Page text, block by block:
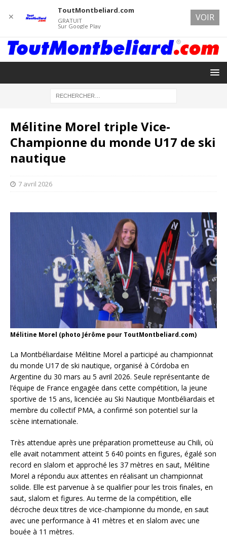
Mélitine Morel triple Vice-
Championne du monde U17 de ski
nautique
7 avril 2026
Mélitine Morel (photo Jérôme pour ToutMontbeliard.com)
La Montbéliardaise Mélitine Morel a participé au championnat
du monde U17 de ski nautique, organisé à Córdoba en
Argentine du 30 mars au 5 avril 2026. Seule représentante de
l’équipe de France engagée dans cette compétition, la jeune
sportive de 15 ans, licenciée au Ski Nautique Montbéliardais et
membre du collectif PMA, a confirmé son potentiel sur la
scène internationale.
Très attendue après une préparation prometteuse au Chili, où
elle avait notamment atteint 5 640 points en figures, égalé son
record en slalom et approché les 37 mètres en saut, Mélitine
Morel a répondu aux attentes en réalisant un championnat
solide. Elle est parvenue à se qualifier pour les trois finales, en
saut, slalom et figures. Au terme de la compétition, elle
décroche deux titres de vice-championne du monde, en saut
avec une performance à 41 mètres et en slalom avec une
bouée à 11 mètres.
✕
ToutMontbeliard.com
GRATUIT
Sur Google Play
VOIR